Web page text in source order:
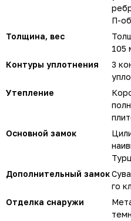
П-
Толщина, вес
105
Контуры уплотнения
3
Утепление
Основной замок
Дополнительный замок
го
Отделка снаружи